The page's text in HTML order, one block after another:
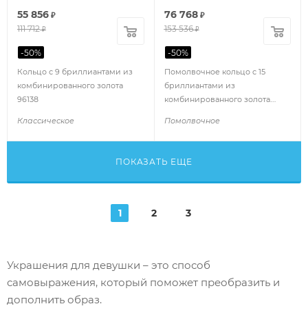
Кольцо с 9 бриллиантами из
комбинированного золота
96138
Классическое
55 856 ₽
111 712₽
-50%
Помолвочное кольцо с 15
бриллиантами из
комбинированного золота
Помолвочное
76 768₽
153 536₽
-50%
ПОКАЗАТЬ ЕЩЕ
1 2 3
Украшения для девушки – это способ
самовыражения, который поможет преобразить и
дополнить образ.